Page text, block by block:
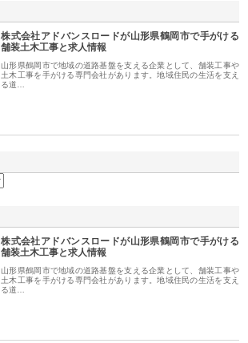
株式会社アドバンスロードが山形県鶴岡市で手がける
舗装土木工事と求人情報
山形県鶴岡市で地域の道路基盤を支える企業として、舗装工事や
土木工事を手がける専門会社があります。地域住民の生活を支え
る道…
株式会社アドバンスロードが山形県鶴岡市で手がける
舗装土木工事と求人情報
山形県鶴岡市で地域の道路基盤を支える企業として、舗装工事や
土木工事を手がける専門会社があります。地域住民の生活を支え
る道…